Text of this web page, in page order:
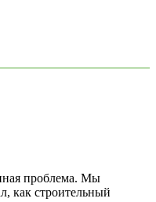
проблема. Мы
как строительный